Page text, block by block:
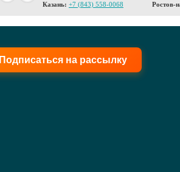
Казань: +7 (843) 558-0068
Ростов-
Подписаться на рассылку